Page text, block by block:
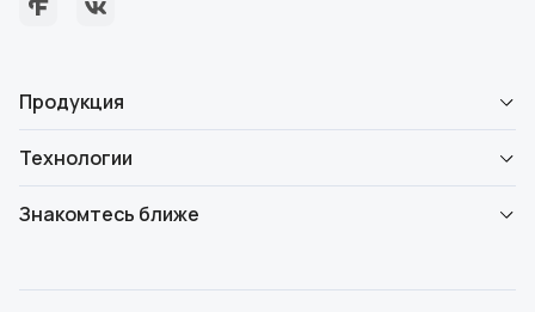
Продукция
Технологии
Знакомтесь ближе